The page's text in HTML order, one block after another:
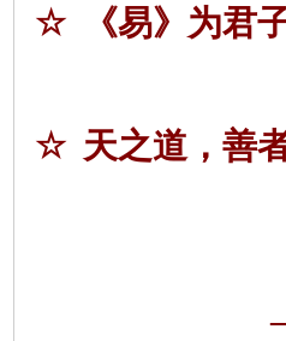
☆ 《易》为君
☆ 天之道，善